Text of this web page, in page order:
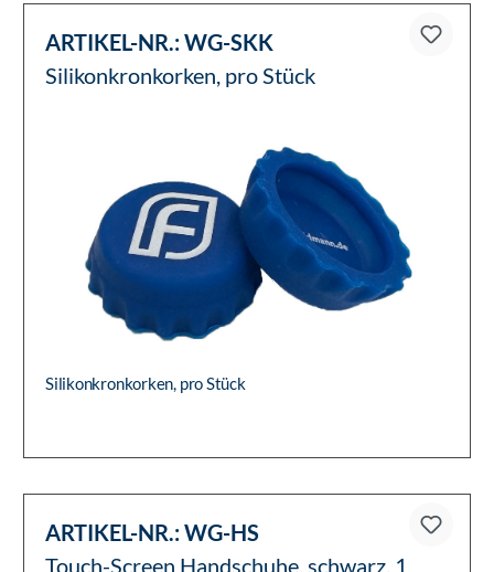
ARTIKEL-NR.:WG-SKK
Silikonkronkorken, pro Stück
Silikonkronkorken, pro Stück
ARTIKEL-NR.:WG-HS
Touch-Screen Handschuhe, schwarz, 1